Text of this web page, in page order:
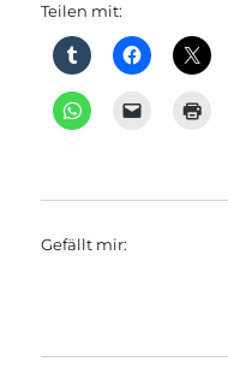
Teilen mit:
Gefällt mir: